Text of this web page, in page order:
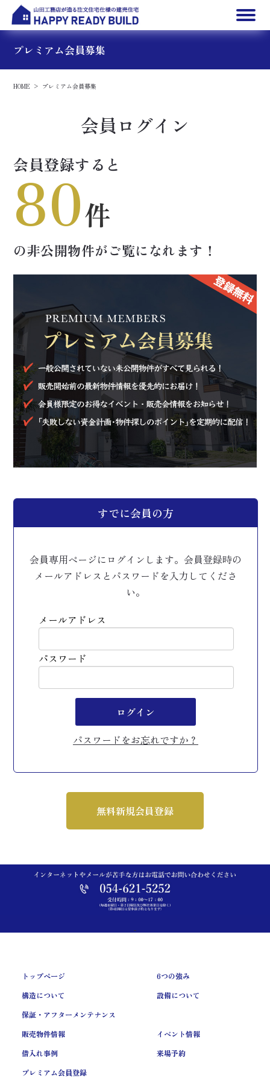
プレミアム会員募集
HOME プレミアム会員募集
会員ログイン
会員登録すると
80件
の非公開物件がご覧になれます！
すでに会員の方
会員専用ページにログインします。会員登録時の
メールアドレスとパスワードを入力してくださ
い。
メールアドレス
パスワード
ログイン
パスワードをお忘れですか？
無料新規会員登録
トップページ
6つの強み
構造について
設備について
保証・アフターメンテナンス
販売物件情報
イベント情報
借入れ事例
来場予約
プレミアム会員登録